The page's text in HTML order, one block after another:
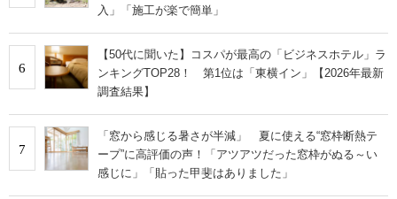
入」「施工が楽で簡単」
6
【50代に聞いた】コスパが最高の「ビジネスホテル」ラ
ンキングTOP28！ 第1位は「東横イン」【2026年最新
調査結果】
7
「窓から感じる暑さが半減」 夏に使える“窓枠断熱テ
ープ”に高評価の声！「アツアツだった窓枠がぬる～い
感じに」「貼った甲斐はありました」